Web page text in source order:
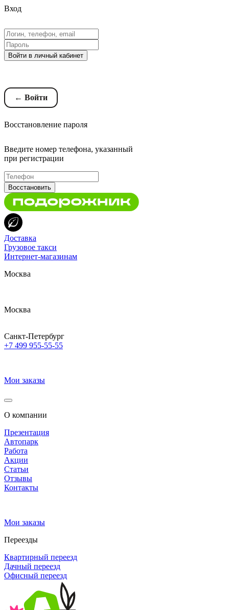
Вход
Войти в личный кабинет
← Войти
Восстановление пароля
Введите номер телефона, указанный
при регистрации
Восстановить
Доставка
Грузовое такси
Интернет-магазинам
Москва
Москва
Санкт-Петербург
+7 499 955-55-55
Мои заказы
О компании
Презентация
Автопарк
Работа
Акции
Статьи
Отзывы
Контакты
Мои заказы
Переезды
Квартирный переезд
Дачный переезд
Офисный переезд